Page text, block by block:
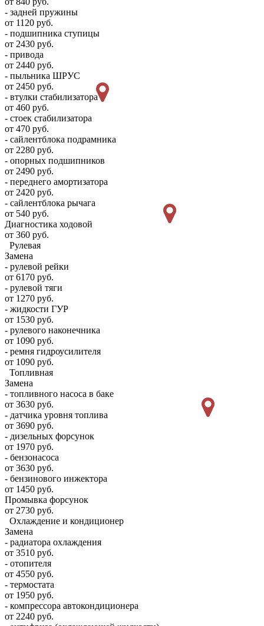
- задней пружины
от 1120 руб.
- подшипника ступицы
от 2430 руб.
- привода
от 2440 руб.
- пыльника ШРУС
от 2450 руб.
- втулки стабилизатора
от 460 руб.
- стоек стабилизатора
от 470 руб.
- сайлентблока подрамника
от 2280 руб.
- опорных подшипников
от 2490 руб.
- переднего амортизатора
от 2420 руб.
- сайлентблока рычага
от 540 руб.
Диагностика ходовой
от 360 руб.
Рулевая
Замена
- рулевой рейки
от 6170 руб.
- рулевой тяги
от 1270 руб.
- жидкости ГУР
от 1530 руб.
- рулевого наконечника
от 1090 руб.
- ремня гидроусилителя
от 1090 руб.
Топливная
Замена
- топливного насоса в баке
от 3630 руб.
- датчика уровня топлива
от 3690 руб.
- дизельных форсунок
от 1970 руб.
- бензонасоса
от 3630 руб.
- бензинового инжектора
от 1450 руб.
Промывка форсунок
от 2730 руб.
Охлаждение и кондиционер
Замена
- радиатора охлаждения
от 3510 руб.
- отопителя
от 4550 руб.
- термостата
от 1950 руб.
- компрессора автокондиционера
от 2240 руб.